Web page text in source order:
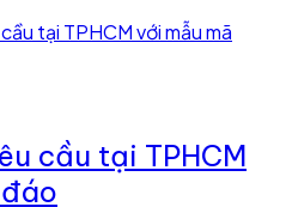
cầu tại TPHCM